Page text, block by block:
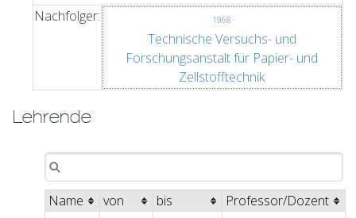
Nachfolger: 1968
Technische Versuchs- und
Forschungsanstalt für Papier- und
Zellstofftechnik
Lehrende
Name von bis
Professor/Dozent